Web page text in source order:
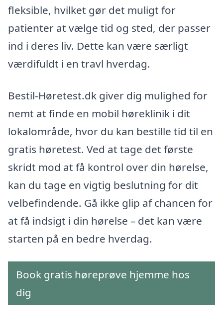
fleksible, hvilket gør det muligt for
patienter at vælge tid og sted, der passer
ind i deres liv. Dette kan være særligt
værdifuldt i en travl hverdag.
Bestil-Høretest.dk giver dig mulighed for
nemt at finde en mobil høreklinik i dit
lokalområde, hvor du kan bestille tid til en
gratis høretest. Ved at tage det første
skridt mod at få kontrol over din hørelse,
kan du tage en vigtig beslutning for dit
velbefindende. Gå ikke glip af chancen for
at få indsigt i din hørelse – det kan være
starten på en bedre hverdag.
Book gratis høreprøve hjemme hos
dig